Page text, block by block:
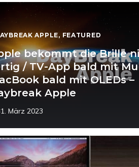
APPLE, FEATURED
bekommt die Brille
/ TV-App bald mit
bald mit OLEDs –
Apple
März 2023